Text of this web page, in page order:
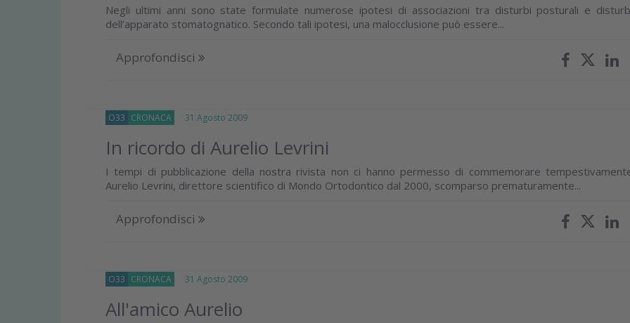
Negli ultimi anni sono state formulate numerose ipotesi di associazioni tra disturbi posturali e
dell’apparato stomatognatico. Secondo tali ipotesi, una malocclusione può essere...
Approfondisci
O33 CRONACA 31 Agosto 2009
In ricordo di Aurelio Levrini
I tempi di pubblicazione della nostra rivista non ci hanno permesso di commemorare
Aurelio Levrini, direttore scientifico di Mondo Ortodontico dal 2000, scomparso prematuramente...
Approfondisci
O33 CRONACA 31 Agosto 2009
All'amico Aurelio